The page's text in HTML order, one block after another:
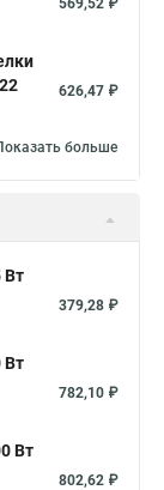
569,52 ₽
626,47 ₽
больше
Вт
379,28 ₽
Вт
782,10 ₽
Вт
802,62 ₽